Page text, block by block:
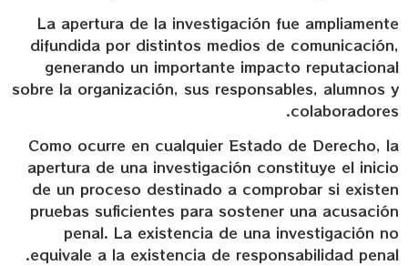
La apertura de la investigación fue ampliamente
difundida por distintos medios de comunicación,
generando un importante impacto reputacional
sobre la organización, sus responsables, alumnos y
colaboradores.
Como ocurre en cualquier Estado de Derecho, la
apertura de una investigación constituye el inicio
de un proceso destinado a comprobar si existen
pruebas suficientes para sostener una acusación
penal. La existencia de una investigación no
equivale a la existencia de responsabilidad penal.